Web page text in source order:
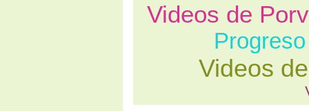
Videos de
Progreso
Videos